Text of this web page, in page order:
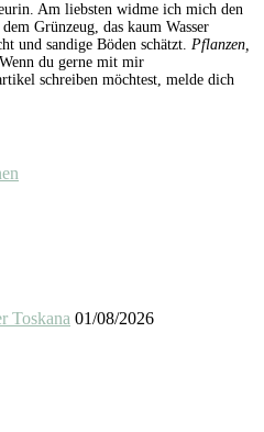
Am liebsten widme ich mich den
dem Grünzeug, das kaum Wasser
und sandige Böden schätzt. Pflanzen,
Wenn du gerne mit mir
schreiben möchtest, melde dich
Toskana 01/08/2026